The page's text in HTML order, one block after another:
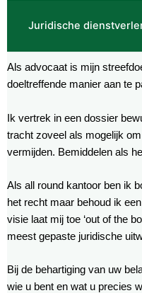
Juridische
Als advocaat is mijn
doeltreffende manier aan te
Ik vertrek in een dossier
tracht zoveel als mogelijk
vermijden. Bemiddelen als
Als all round kantoor ben ik
het recht maar behoud ik
visie laat mij toe ‘out of the
meest gepaste juridische
Bij de behartiging van uw
wie u bent en wat u precies